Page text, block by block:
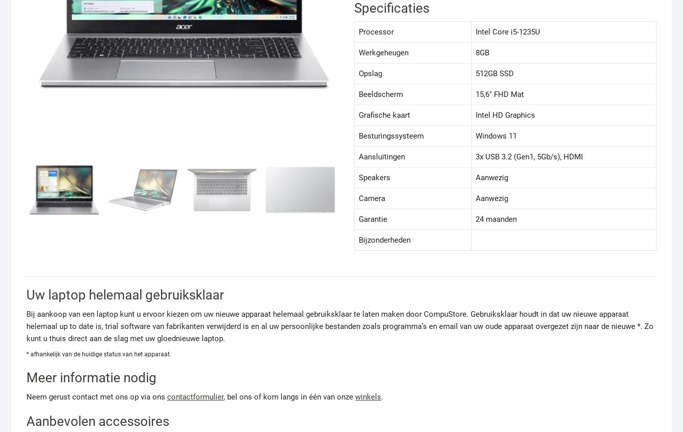
Specificaties
Processor Intel Core i5-1235U
Werkgeheugen 8GB
Opslag 512GB SSD
Beeldscherm 15,6" FHD Mat
Grafische kaart Intel HD Graphics
Besturingssysteem Windows 11
Aansluitingen 3x USB 3.2 (Gen1, 5Gb/s), HDMI
Speakers Aanwezig
Camera Aanwezig
Garantie 24 maanden
Bijzonderheden
Uw laptop helemaal gebruiksklaar
Bij aankoop van een laptop kunt u ervoor kiezen om uw nieuwe apparaat helemaal gebruiksklaar te laten maken door CompuStore. Gebruiksklaar houdt in dat uw nieuwe apparaat
helemaal up to date is, trial software van fabrikanten verwijderd is en al uw persoonlijke bestanden zoals programma’s en email van uw oude apparaat overgezet zijn naar de nieuwe *. Zo
kunt u thuis direct aan de slag met uw gloednieuwe laptop.
* afhankelijk van de huidige status van het apparaat.
Meer informatie nodig
Neem gerust contact met ons op via ons contactformulier, bel ons of kom langs in één van onze winkels.
Aanbevolen accessoires